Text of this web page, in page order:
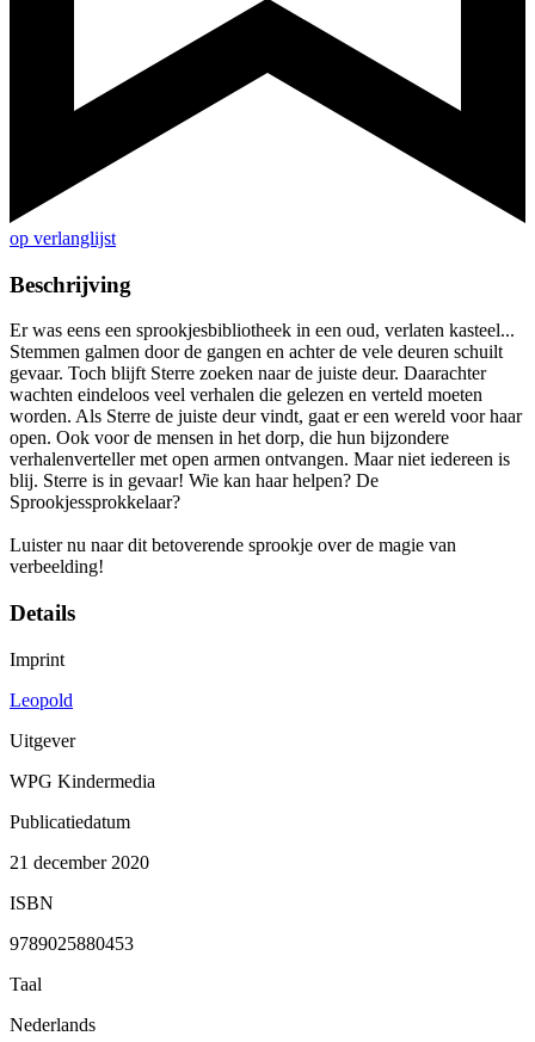
op verlanglijst
Beschrijving
Er was eens een sprookjesbibliotheek in een oud, verlaten kasteel...
Stemmen galmen door de gangen en achter de vele deuren schuilt
gevaar. Toch blijft Sterre zoeken naar de juiste deur. Daarachter
wachten eindeloos veel verhalen die gelezen en verteld moeten
worden. Als Sterre de juiste deur vindt, gaat er een wereld voor haar
open. Ook voor de mensen in het dorp, die hun bijzondere
verhalenverteller met open armen ontvangen. Maar niet iedereen is
blij. Sterre is in gevaar! Wie kan haar helpen? De
Sprookjessprokkelaar?
Luister nu naar dit betoverende sprookje over de magie van
verbeelding!
Details
Imprint
Leopold
Uitgever
WPG Kindermedia
Publicatiedatum
21 december 2020
ISBN
9789025880453
Taal
Nederlands